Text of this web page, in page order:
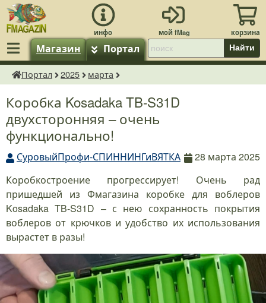
Магазин Портал Найти
fMagazin.ru
Портал 2025 марта
Коробка Kosadaka TB-S31D
двухсторонняя – очень
функционально!
СуровыйПрофи-СПИННИНГиВЯТКА
28 марта 2025
Коробкостроение прогрессирует! Очень рад
пришедшей из Фмагазина коробке для воблеров
Kosadaka TB-S31D – с нею сохранность покрытия
воблеров от крючков и удобство их использования
вырастет в разы!